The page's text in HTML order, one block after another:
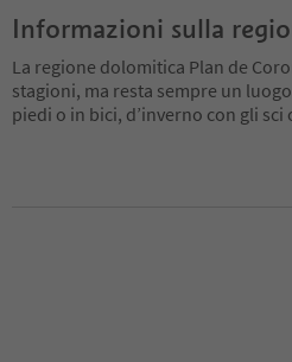
Informazioni sulla
La regione dolomitica Plan de
stagioni, ma resta sempre un
piedi o in bici, d’inverno con gli sci